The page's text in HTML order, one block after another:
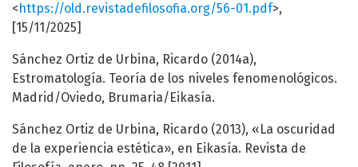
<https://old.revistadefilosofia.org/56-01.pdf>,
[15/11/2025]
Sánchez Ortiz de Urbina, Ricardo (2014a),
Estromatología. Teoría de los niveles fenomenológicos.
Madrid/Oviedo, Brumaria/Eikasía.
Sánchez Ortiz de Urbina, Ricardo (2013), «La oscuridad
de la experiencia estética», en Eikasía. Revista de